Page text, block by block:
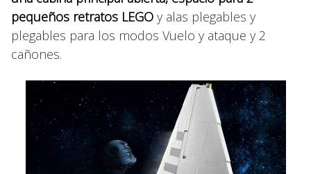
pequeños retratos LEGO y alas plegables y
plegables para los modos Vuelo y ataque y 2
cañones.